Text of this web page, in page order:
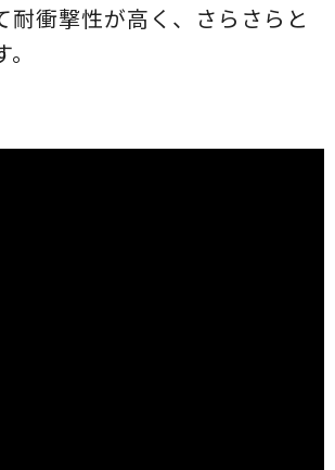
耐衝撃性が高く、さらさらと